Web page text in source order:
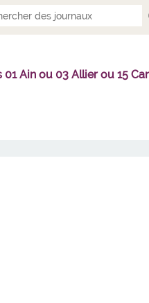
Ain ou 03 Allier ou 15